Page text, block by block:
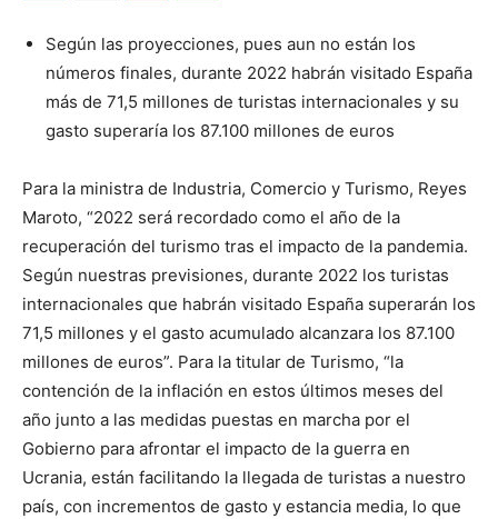
Según las proyecciones, pues aun no están los
números finales, durante 2022 habrán visitado España
más de 71,5 millones de turistas internacionales y su
gasto superaría los 87.100 millones de euros
Para la ministra de Industria, Comercio y Turismo, Reyes
Maroto, “2022 será recordado como el año de la
recuperación del turismo tras el impacto de la pandemia.
Según nuestras previsiones, durante 2022 los turistas
internacionales que habrán visitado España superarán los
71,5 millones y el gasto acumulado alcanzara los 87.100
millones de euros”. Para la titular de Turismo, “la
contención de la inflación en estos últimos meses del
año junto a las medidas puestas en marcha por el
Gobierno para afrontar el impacto de la guerra en
Ucrania, están facilitando la llegada de turistas a nuestro
país, con incrementos de gasto y estancia media, lo que